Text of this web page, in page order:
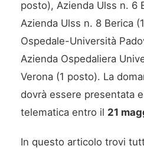
posto), Azienda Ulss n. 6
Azienda Ulss n. 8 Berica
Ospedale-Università
Azienda Ospedaliera
Verona (1 posto). La
dovrà essere presentata
telematica entro il 21
In questo articolo trovi